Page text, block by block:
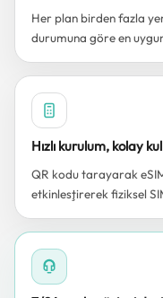
Her plan birden fazla
durumuna göre en
Hızlı kurulum, kolay
QR kodu tarayarak
etkinleştirerek fiziksel